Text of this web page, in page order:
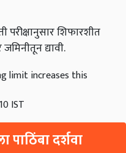
शिफारशीत
द्यावी.
limit increases this
IST
पाठिंबा दर्शवा